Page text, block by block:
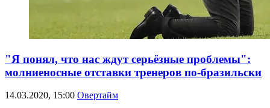
"Я понял, что нас ждут серьёзные проблемы":
молниеносные отставки тренеров по-бразильски
14.03.2020, 15:00 Овертайм